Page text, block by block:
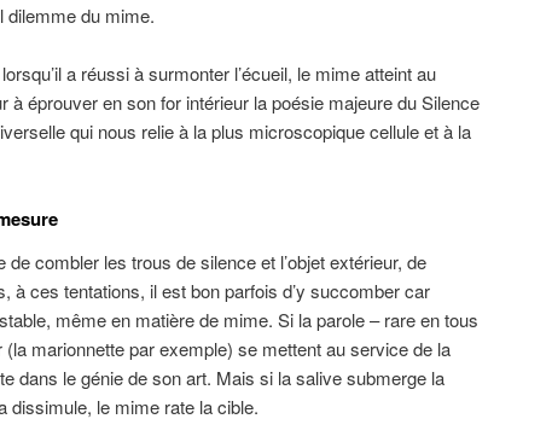
dilemme du mime.
a réussi à surmonter l’écueil, le mime atteint au
à éprouver en son for intérieur la poésie majeure du Silence
qui nous relie à la plus microscopique cellule et à la
combler les trous de silence et l’objet extérieur, de
à ces tentations, il est bon parfois d’y succomber car
même en matière de mime. Si la parole – rare en tous
(la marionnette par exemple) se mettent au service de la
dans le génie de son art. Mais si la salive submerge la
dissimule, le mime rate la cible.